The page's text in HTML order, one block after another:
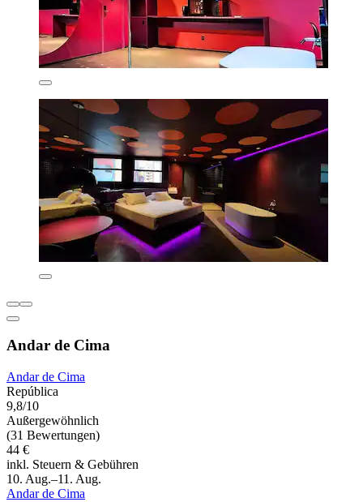
Andar de Cima
Andar de Cima
República
9,8/10
Außergewöhnlich
(31 Bewertungen)
44 €
inkl. Steuern & Gebühren
10. Aug.–11. Aug.
Andar de Cima